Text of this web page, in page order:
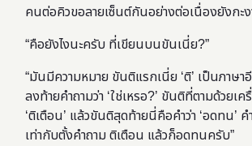
คนต่อคิวขอลายเซ็นต์กันอย่างต่อเนื่องยังกะ
“คือยังไงนะครับ ที่เขียนบนขันเนี่ย?”
“มันมีความหมาย ขันติแรกเนี่ย ‘ติ’ เป็นภาษา
ลงท้ายคำถามว่า ‘ใช่เหรอ?’ ขันติที่ตามด้วยเ
‘ติเตือน’ แล้วขันติสุดท้ายนี่คือคำว่า ‘อดทน’
เท่ากับตั้งคำถาม ติเตือน แล้วก็อดทนครับ”